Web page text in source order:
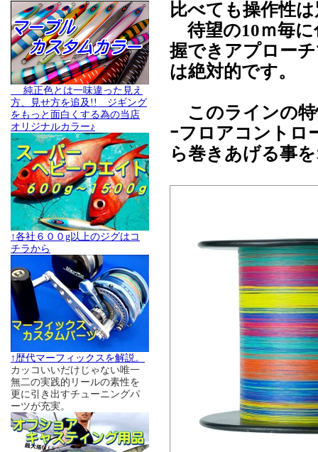
純正色とは一味違った見え
方、見せ方を追及!! ジギング
をもっと面白くする為の当店
オリジナルカラー♪
↑各社６００g以上のジグはコ
チラから
↑歴代マーフィックスを解説。
カッコいいだけじゃない唯一
無二の実践的リールの素性を
更に引き出すチューニングパ
ーツが充実。
比べても操作性
待望の10ｍ毎
握できアプロー
は絶対的です。
このラインの特
ｰフロアコントロ
ら巻きあげる事